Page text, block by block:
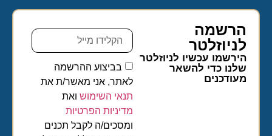
הרשמה
לניוזלטר​
הירשמו עכשיו לניוזלטר
שלנו כדי להשאר
מעודכנים
בביצוע ההרשמה
לאתר, אני מאשר/ת את
תנאי השימושואת
מדיניות הפרטיות
ומסכים/ה לקבל תכנים